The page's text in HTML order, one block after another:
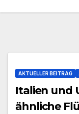
AKTUELLER BEITRAG
Italien und
ähnliche